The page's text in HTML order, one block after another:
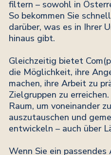
filtern – sowohl in
So bekommen Sie
darüber, was es in Ihrer
hinaus gibt.
Gleichzeitig bietet
die Möglichkeit, ihre
machen, ihre Arbeit zu
Zielgruppen zu
Raum, um voneinander
auszutauschen und
entwickeln – auch über
Wenn Sie ein